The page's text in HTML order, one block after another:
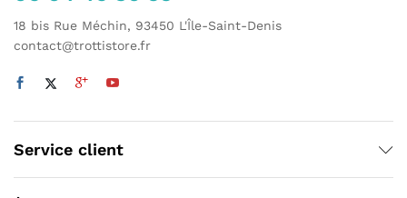
18 bis Rue Méchin, 93450 L'Île-Saint-Denis
contact@trottistore.fr
Service client